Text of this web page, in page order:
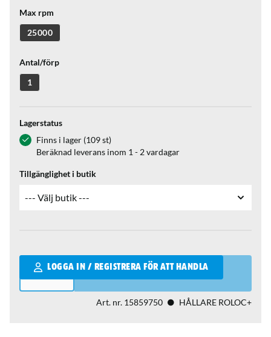
Max rpm
25000
Antal/förp
1
Lagerstatus
Finns i lager (109 st)
Beräknad leverans inom 1 - 2 vardagar
Tillgänglighet i butik
LOGGA IN / REGISTRERA FÖR ATT HANDLA
Qantity
Art. nr. 15859750 HÅLLARE ROLOC+